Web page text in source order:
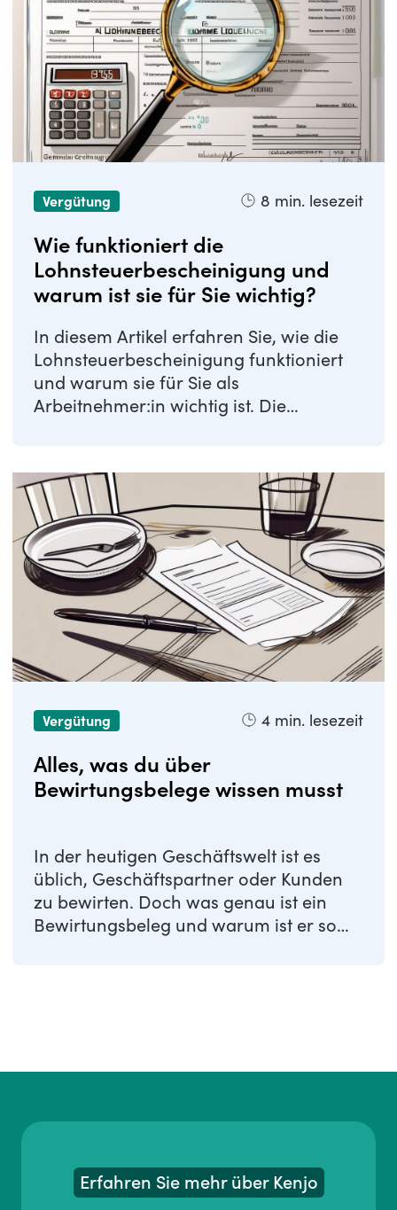
Vergütung 8 min. lesezeit
Wie funktioniert die
Lohnsteuerbescheinigung und
warum ist sie für Sie wichtig?
In diesem Artikel erfahren Sie, wie die
Lohnsteuerbescheinigung funktioniert
und warum sie für Sie als
Arbeitnehmer:in wichtig ist. Die
Vergütung 4 min. lesezeit
Alles, was du über
Bewirtungsbelege wissen musst
In der heutigen Geschäftswelt ist es
üblich, Geschäftspartner oder Kunden
zu bewirten. Doch was genau ist ein
Bewirtungsbeleg und warum ist er so
Erfahren Sie mehr über Kenjo